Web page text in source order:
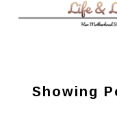
Showing